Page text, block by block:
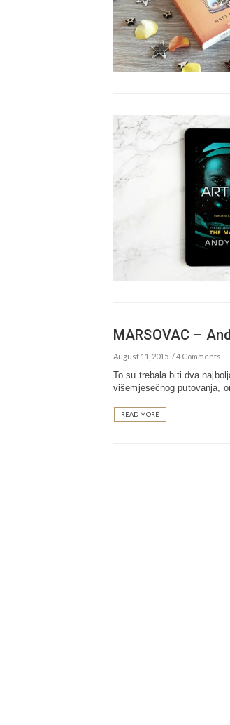
MARSOVAC –
August 11, 2015 4 Comments
To su trebala biti dva
višemjesečnog putovanja,
READ MORE